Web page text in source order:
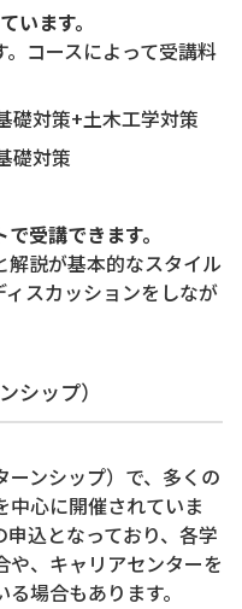
います。
コースによって受講料
礎対策+土木工学対策
礎対策
受講できます。
説が基本的なスタイル
スカッションをしなが
シップ）
ンシップ）で、多くの
中心に開催されていま
込となっており、各学
、キャリアセンターを
場合もあります。